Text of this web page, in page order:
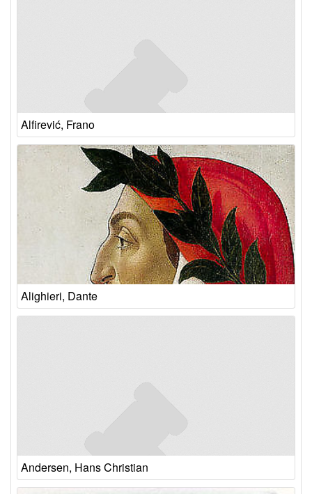
Alfirević, Frano
Alighieri, Dante
Andersen, Hans Christian